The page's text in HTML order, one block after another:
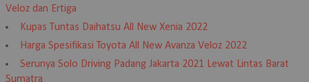
Veloz dan Ertiga
Kupas Tuntas Daihatsu All New Xenia 2022
Harga Spesifikasi Toyota All New Avanza Veloz 2022
Serunya Solo Driving Padang Jakarta 2021 Lewat Lintas Barat
Sumatra